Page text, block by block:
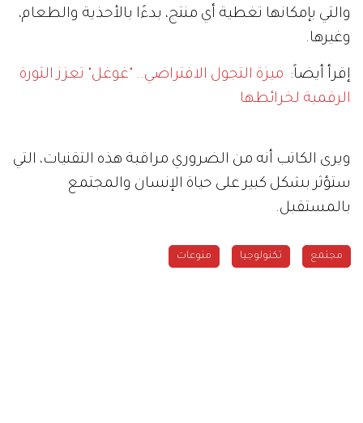
والتي بإمكانها تغطية أي منتج، بدءًا بالأحذية والطعام،
وغيرها.
إقرأ أيضاً: ميزة التجول الافتراضي.. "غوغل" تعزز الثورة
الرقمية لخرائطها
ويرى الكاتب أنه من الضروري مراقبة هذه التقنيات، التي
ستؤثر بشكل كبير على حياة الإنسان والمجتمع
بالمستقبل.
مجتمع تكنولوجيا منوعات